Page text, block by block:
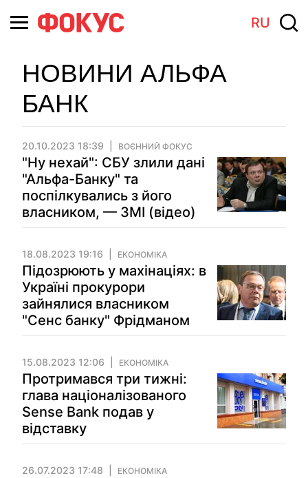
RU
НОВИНИ АЛЬФА
БАНК
20.10.2023 18:39 ВОЄННИЙ ФОКУС
"Ну нехай": СБУ злили дані
"Альфа-Банку" та
поспілкувались з його
власником, — ЗМІ (відео)
18.08.2023 19:16 ЕКОНОМІКА
Підозрюють у махінаціях: в
Україні прокурори
зайнялися власником
"Сенс банку" Фрідманом
15.08.2023 12:06 ЕКОНОМІКА
Протримався три тижні:
глава націоналізованого
Sense Bank подав у
відставку
26.07.2023 17:48 ЕКОНОМІКА